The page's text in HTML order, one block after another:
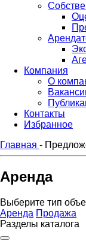
Компания
О
Контакты
Избранное
Главная -
Аренда
Выберите тип
Аренда Продажа
Разделы каталога